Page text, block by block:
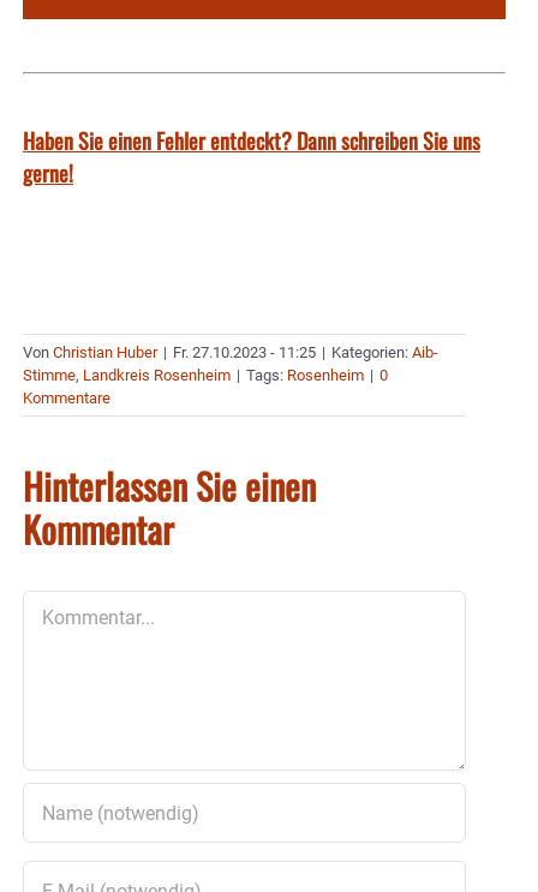
Haben Sie einen Fehler entdeckt? Dann schreiben Sie uns
gerne!
Von Christian Huber | Fr. 27.10.2023 - 11:25 | Kategorien: Aib-
Stimme, Landkreis Rosenheim | Tags: Rosenheim | 0
Kommentare
Hinterlassen Sie einen
Kommentar